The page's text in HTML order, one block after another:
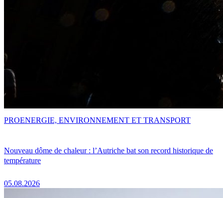
Nouveau dôme de chaleur : l’Autriche bat son record historique de
température
05.08.2026
PROENERGIE, ENVIRONNEMENT ET TRANSPORT